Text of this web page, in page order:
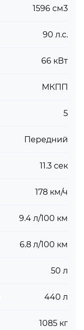
1596 см3
90 л.с.
66 кВт
МКПП
5
Передний
11.3 сек
178 км/ч
9.4 л/100 км
6.8 л/100 км
50 л
440 л
1085 кг